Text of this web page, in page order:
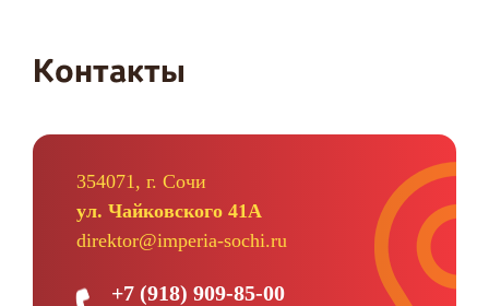
Контакты
354071, г. Сочи
ул. Чайковского 41А
direktor@imperia-sochi.ru
+7 (918) 909-85-00